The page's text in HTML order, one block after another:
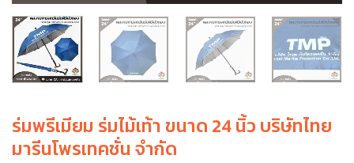
ร่มพรีเมียม ร่มไม้เท้า ขนาด 24 นิ้ว บริษัทไทย
มารีนโพรเทคชั่น จำกัด